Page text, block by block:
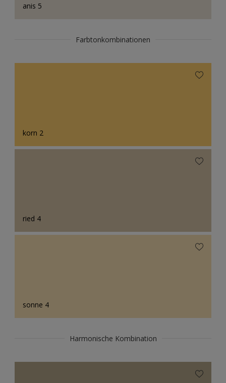
anis 5
Farbtonkombinationen
korn 2
ried 4
sonne 4
Harmonische Kombination